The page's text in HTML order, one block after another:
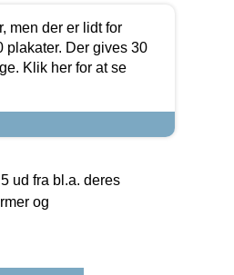
men der er lidt for
plakater. Der gives 30
Klik her for at se
ud fra bl.a. deres
og